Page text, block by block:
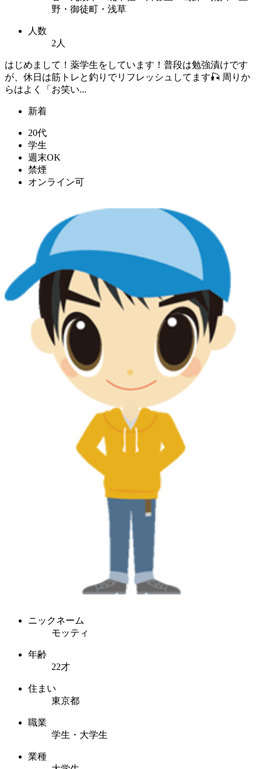
野・御徒町・浅草
人数
2人
はじめまして！薬学生をしています！普段は勉強漬けです
が、休日は筋トレと釣りでリフレッシュしてます🎣 周りか
らはよく「お笑い...
新着
20代
学生
週末OK
禁煙
オンライン可
ニックネーム
モッティ
年齢
22才
住まい
東京都
職業
学生・大学生
業種